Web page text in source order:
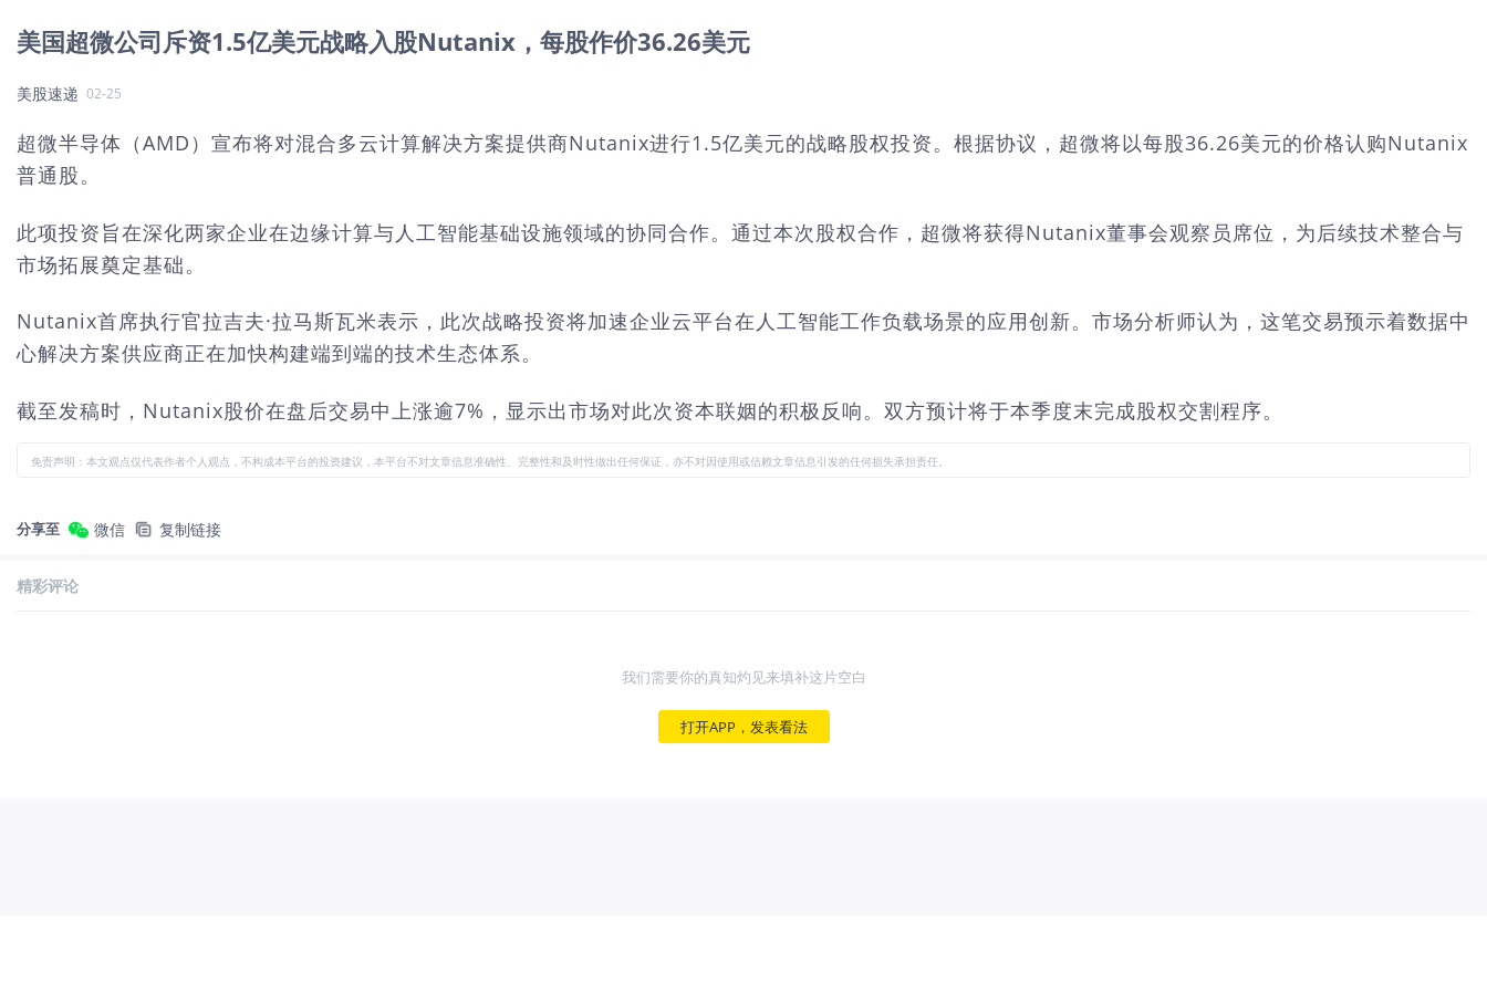
美国超微公司斥资1.5亿美元战略入股Nutanix，每股作价36.26美元
美股速递 02-25
超微半导体（AMD）宣布将对混合多云计算解决方案提供商Nutanix进行1.5亿美元的战略股权投资。根据协议，超微将以每股36.26美元的价格认购Nutanix
普通股。
此项投资旨在深化两家企业在边缘计算与人工智能基础设施领域的协同合作。通过本次股权合作，超微将获得Nutanix董事会观察员席位，为后续技术整合与
市场拓展奠定基础。
Nutanix首席执行官拉吉夫·拉马斯瓦米表示，此次战略投资将加速企业云平台在人工智能工作负载场景的应用创新。市场分析师认为，这笔交易预示着数据中
心解决方案供应商正在加快构建端到端的技术生态体系。
截至发稿时，Nutanix股价在盘后交易中上涨逾7%，显示出市场对此次资本联姻的积极反响。双方预计将于本季度末完成股权交割程序。
免责声明：本文观点仅代表作者个人观点，不构成本平台的投资建议，本平台不对文章信息准确性、完整性和及时性做出任何保证，亦不对因使用或信赖文章信息引发的任何损失承担责任。
分享至 微信 复制链接
精彩评论
我们需要你的真知灼见来填补这片空白
打开APP，发表看法